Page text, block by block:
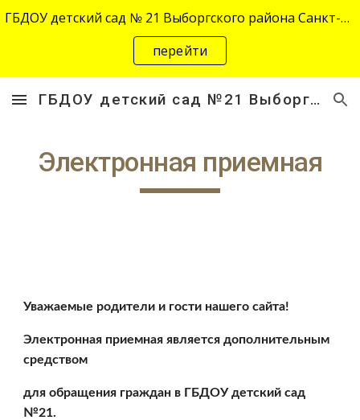
Skip to main content Skip to navigation
ГБДОУ детский сад № 21 Выборгского района Санкт-Петербурга переехал на новый адрес "site-2645.siteedu.ru".
перейти
ГБДОУ детский сад №21 Выборгского района Санкт-Петербурга
Электронная приемная
Уважаемые родители и гости нашего сайта!
Электронная приемная является дополнительным
средством
для обращения граждан в ГБДОУ детский сад
№21.